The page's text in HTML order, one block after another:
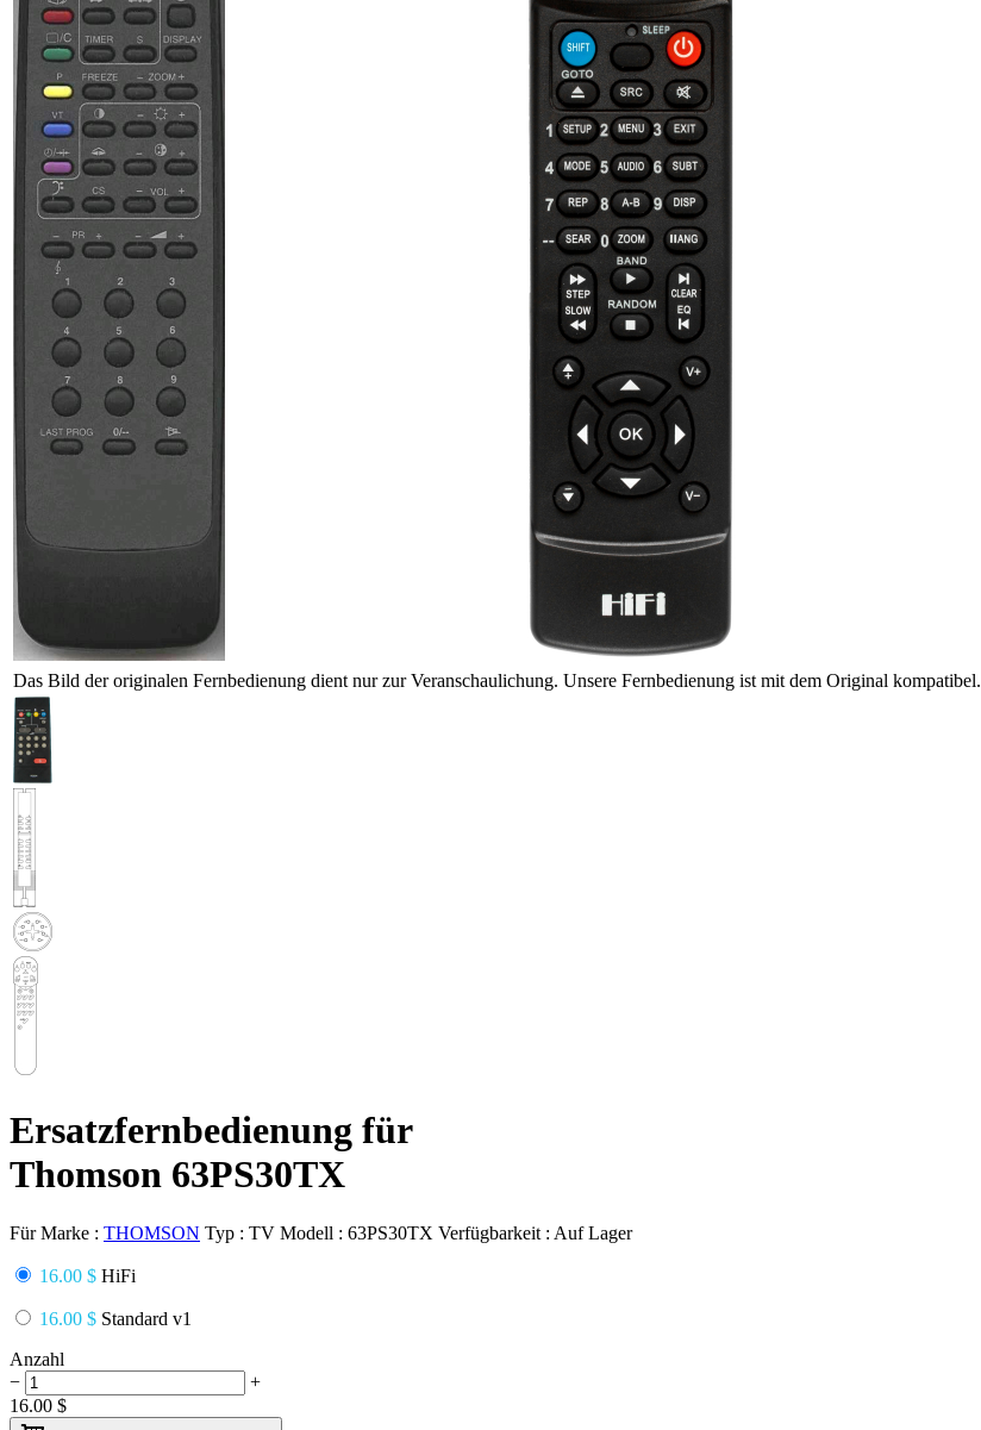
Das Bild der originalen Fernbedienung dient nur zur Veranschaulichung. Unsere Fernbedienung ist mit dem Original kompatibel.
Ersatzfernbedienung für
Thomson 63PS30TX
Für Marke : THOMSON Typ : TV Modell : 63PS30TX Verfügbarkeit : Auf Lager
16.00 $ HiFi
16.00 $ Standard v1
Anzahl
−
+
16.00 $